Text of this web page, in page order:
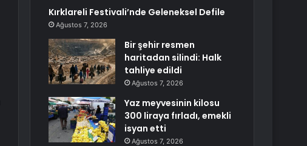
Kırklareli Festivali’nde Geleneksel Defile
Ağustos 7, 2026
Bir şehir resmen
haritadan silindi: Halk
tahliye edildi
Ağustos 7, 2026
Yaz meyvesinin kilosu
300 liraya fırladı, emekli
isyan etti
Ağustos 7, 2026